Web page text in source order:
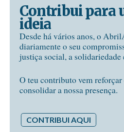
Contribui para
ideia
Desde há vários anos, o
diariamente o seu
justiça social, a solidariedade
O teu contributo vem
consolidar a nossa presença.
CONTRIBUI AQUI